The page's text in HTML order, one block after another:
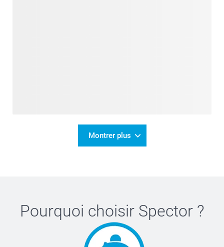
Montrer plus
Pourquoi choisir Spector?